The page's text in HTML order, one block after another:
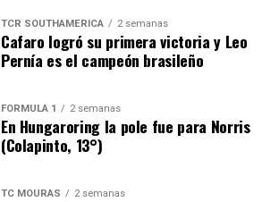
TCR SOUTHAMERICA 2 semanas
Cafaro logró su primera victoria y Leo
Pernía es el campeón brasileño
FÓRMULA 1 2 semanas
En Hungaroring la pole fue para Norris
(Colapinto, 13°)
TC MOURAS 2 semanas